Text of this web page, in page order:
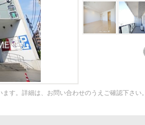
す。詳細は、お問い合わせのうえご確認下さい。